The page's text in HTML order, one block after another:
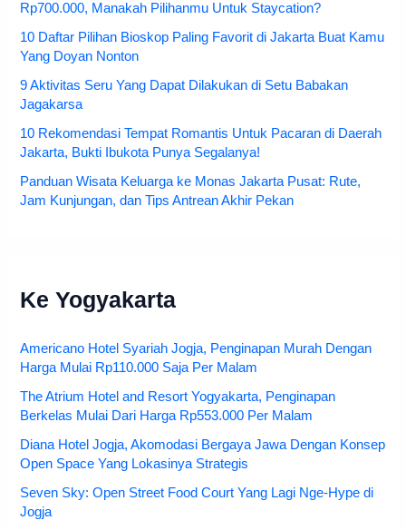
Rp700.000, Manakah Pilihanmu Untuk Staycation?
10 Daftar Pilihan Bioskop Paling Favorit di Jakarta Buat Kamu
Yang Doyan Nonton
9 Aktivitas Seru Yang Dapat Dilakukan di Setu Babakan
Jagakarsa
10 Rekomendasi Tempat Romantis Untuk Pacaran di Daerah
Jakarta, Bukti Ibukota Punya Segalanya!
Panduan Wisata Keluarga ke Monas Jakarta Pusat: Rute,
Jam Kunjungan, dan Tips Antrean Akhir Pekan
Ke Yogyakarta
Americano Hotel Syariah Jogja, Penginapan Murah Dengan
Harga Mulai Rp110.000 Saja Per Malam
The Atrium Hotel and Resort Yogyakarta, Penginapan
Berkelas Mulai Dari Harga Rp553.000 Per Malam
Diana Hotel Jogja, Akomodasi Bergaya Jawa Dengan Konsep
Open Space Yang Lokasinya Strategis
Seven Sky: Open Street Food Court Yang Lagi Nge-Hype di
Jogja